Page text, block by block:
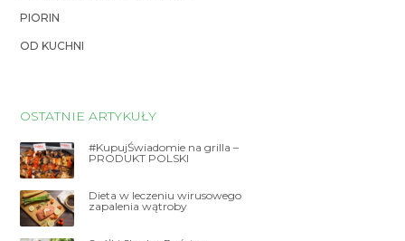
PIORIN
OD KUCHNI
OSTATNIE ARTYKUŁY
#KupujŚwiadomie na grilla –
PRODUKT POLSKI
Dieta w leczeniu wirusowego
zapalenia wątroby